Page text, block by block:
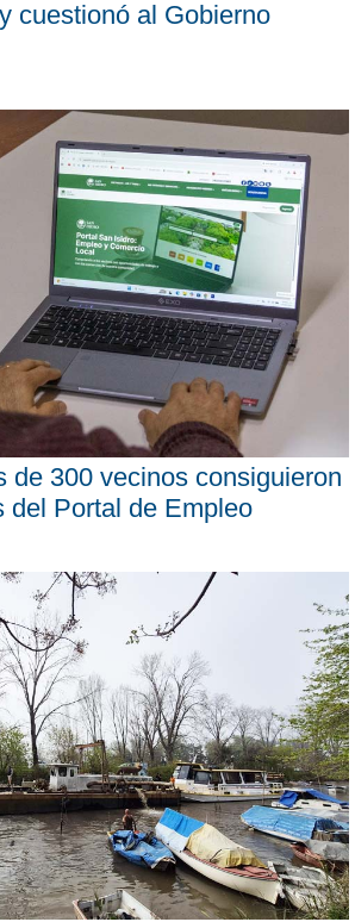
cuestionó al Gobierno
de 300 vecinos consiguieron
del Portal de Empleo